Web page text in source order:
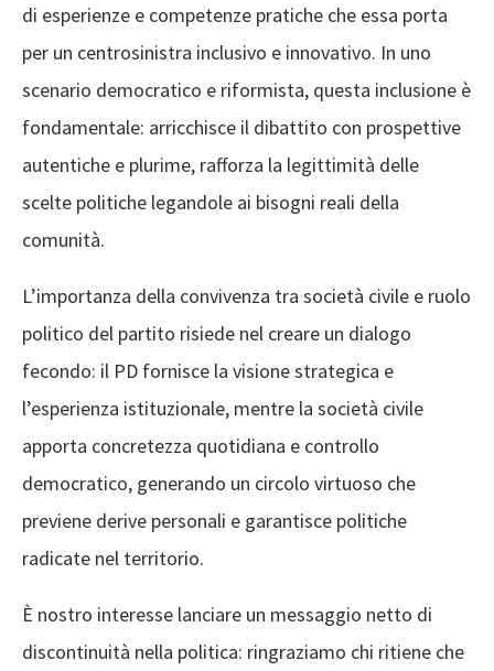
di esperienze e competenze pratiche che essa porta
per un centrosinistra inclusivo e innovativo. In uno
scenario democratico e riformista, questa inclusione è
fondamentale: arricchisce il dibattito con prospettive
autentiche e plurime, rafforza la legittimità delle
scelte politiche legandole ai bisogni reali della
comunità.
L’importanza della convivenza tra società civile e ruolo
politico del partito risiede nel creare un dialogo
fecondo: il PD fornisce la visione strategica e
l’esperienza istituzionale, mentre la società civile
apporta concretezza quotidiana e controllo
democratico, generando un circolo virtuoso che
previene derive personali e garantisce politiche
radicate nel territorio.
È nostro interesse lanciare un messaggio netto di
discontinuità nella politica: ringraziamo chi ritiene che